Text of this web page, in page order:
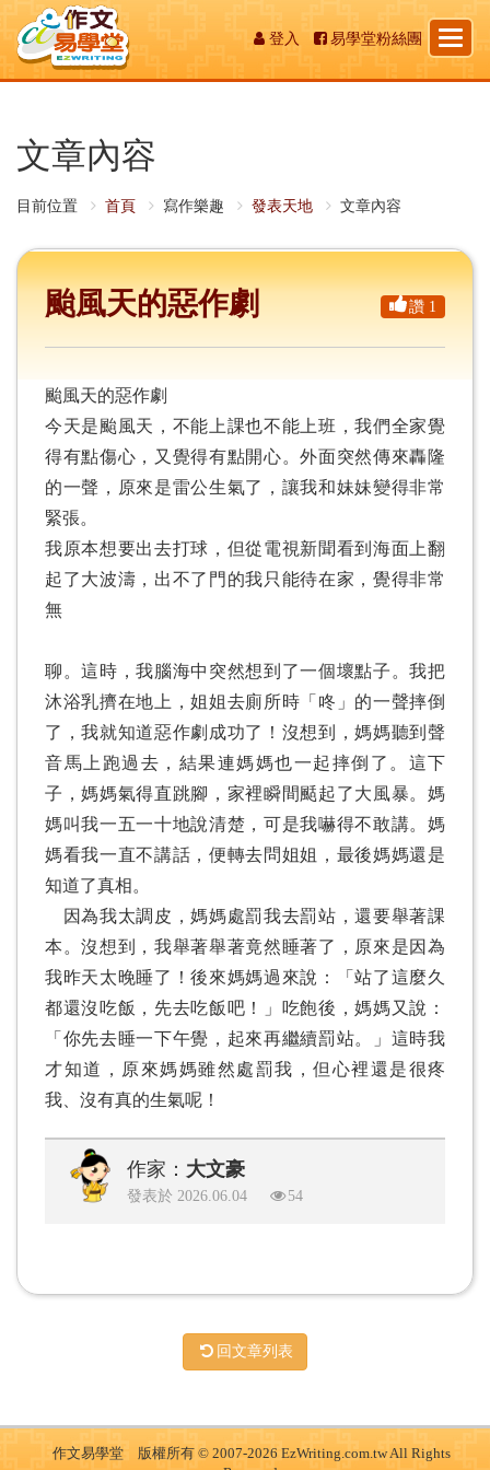
登入 易學堂粉絲團
文章內容
目前位置 首頁 寫作樂趣 發表天地 文章內容
颱風天的惡作劇 讚 1
颱風天的惡作劇
今天是颱風天，不能上課也不能上班，我們全家覺
得有點傷心，又覺得有點開心。外面突然傳來轟隆
的一聲，原來是雷公生氣了，讓我和妹妹變得非常
緊張。
我原本想要出去打球，但從電視新聞看到海面上翻
起了大波濤，出不了門的我只能待在家，覺得非常
無
聊。這時，我腦海中突然想到了一個壞點子。我把
沐浴乳擠在地上，姐姐去廁所時「咚」的一聲摔倒
了，我就知道惡作劇成功了！沒想到，媽媽聽到聲
音馬上跑過去，結果連媽媽也一起摔倒了。這下
子，媽媽氣得直跳腳，家裡瞬間颳起了大風暴。媽
媽叫我一五一十地說清楚，可是我嚇得不敢講。媽
媽看我一直不講話，便轉去問姐姐，最後媽媽還是
知道了真相。
因為我太調皮，媽媽處罰我去罰站，還要舉著課
本。沒想到，我舉著舉著竟然睡著了，原來是因為
我昨天太晚睡了！後來媽媽過來說：「站了這麼久
都還沒吃飯，先去吃飯吧！」吃飽後，媽媽又說：
「你先去睡一下午覺，起來再繼續罰站。」這時我
才知道，原來媽媽雖然處罰我，但心裡還是很疼
我、沒有真的生氣呢！
作家： 大文豪
發表於 2026.06.04 54
回文章列表
作文易學堂 版權所有 © 2007-2026 EzWriting.com.tw All Rights